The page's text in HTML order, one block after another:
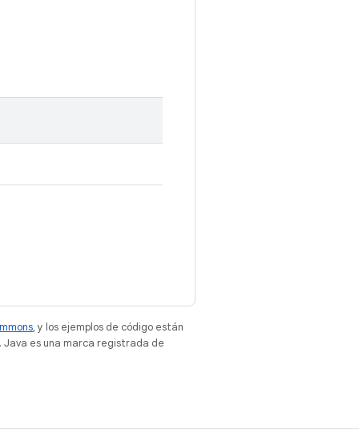
, y los ejemplos de código están
. Java es una marca registrada de